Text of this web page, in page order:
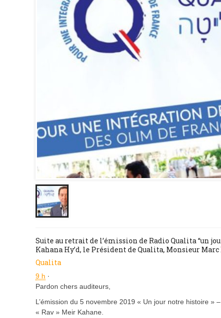
Suite au retrait de l’émission de Radio Qualita “un
Kahana Hy’d, le Président de Qualita, Monsieur
Qualita
9 h ·
Pardon chers auditeurs,
L’émission du 5 novembre 2019 « Un jour notre histoire »
« Rav » Meir Kahane.